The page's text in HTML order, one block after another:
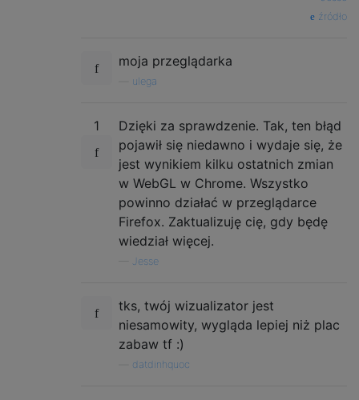
źródło
moja przeglądarka
ulega
1
Dzięki za sprawdzenie. Tak, ten błąd
pojawił się niedawno i wydaje się, że
jest wynikiem kilku ostatnich zmian
w WebGL w Chrome. Wszystko
powinno działać w przeglądarce
Firefox. Zaktualizuję cię, gdy będę
wiedział więcej.
Jesse
tks, twój wizualizator jest
niesamowity, wygląda lepiej niż plac
zabaw tf :)
datdinhquoc